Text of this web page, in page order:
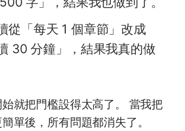
從「每天 1 個章節」改成
30 分鐘」，結果我真的做
就把門檻設得太高了。 當我把
單後，所有問題都消失了。